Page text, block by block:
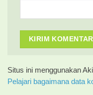
Situs ini menggunakan
Pelajari bagaimana data